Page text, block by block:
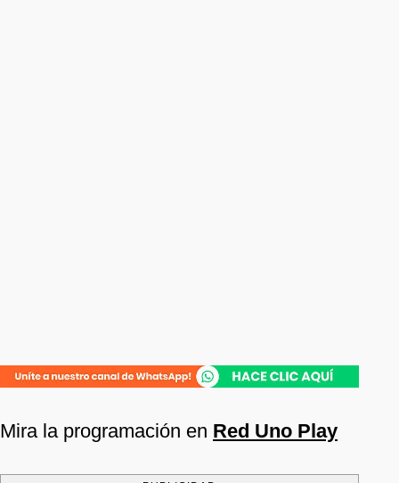
Mira la programación en Red Uno Play